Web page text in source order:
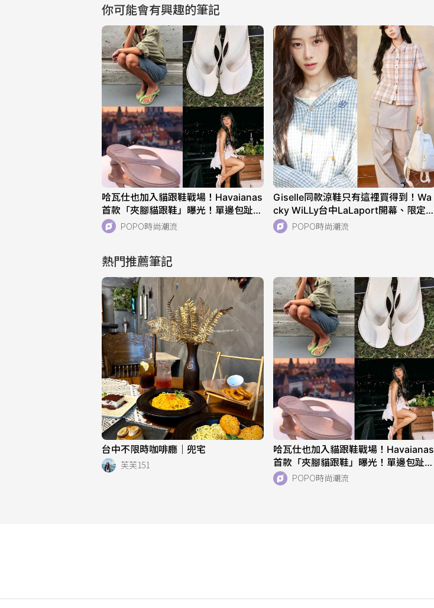
你可能會有興趣的筆記
哈瓦仕也加入貓跟鞋戰場！Havaianas
首款「夾腳貓跟鞋」曝光！單邊包趾超
好看、一亮相就爆紅！
POPO時尚潮流
Giselle同款涼鞋只有這裡買得到！Wa
cky WiLLy台中LaLaport開幕、限定小
熊珍奶上衣太可愛！
POPO時尚潮流
熱門推薦筆記
台中不限時咖啡廳｜兜宅
芙芙151
哈瓦仕也加入貓跟鞋戰場！Havaianas
首款「夾腳貓跟鞋」曝光！單邊包趾超
好看、一亮相就爆紅！
POPO時尚潮流